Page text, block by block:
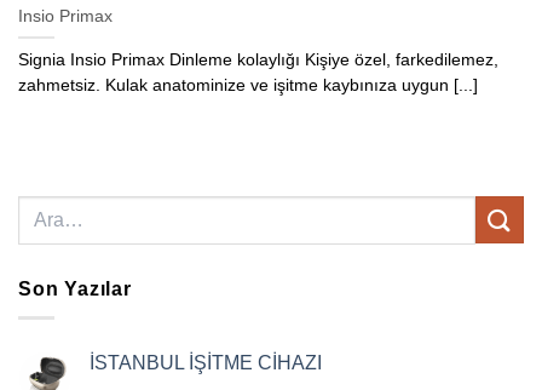
Insio Primax
Signia Insio Primax Dinleme kolaylığı Kişiye özel, farkedilemez,
zahmetsiz. Kulak anatominize ve işitme kaybınıza uygun [...]
Son Yazılar
İSTANBUL İŞİTME CİHAZI